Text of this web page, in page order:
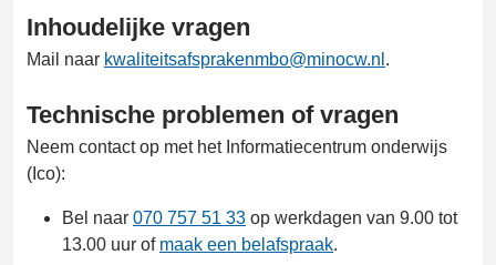
Inhoudelijke vragen
Mail naar kwaliteitsafsprakenmbo@minocw.nl .
Technische problemen of vragen
Neem contact op met het Informatiecentrum onderwijs
(Ico):
Bel naar 070 757 51 33 op werkdagen van 9.00 tot
13.00 uur of maak een belafspraak.